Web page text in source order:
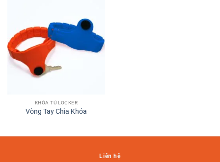
KHÓA TỦ LOCKER
Vòng Tay Chìa Khóa
Liên hệ